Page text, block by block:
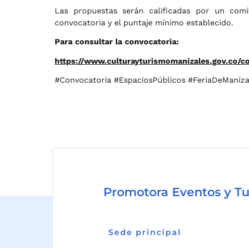
Las propuestas serán calificadas por un
convocatoria y el puntaje mínimo establecido.
Para consultar la convocatoria:
https://www.culturayturismomanizales.gov.co/
#Convocatoria #EspaciosPúblicos
Promotora Eventos y
Sede principal